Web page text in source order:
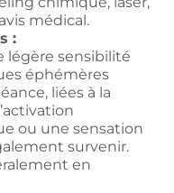
médical.
:
légère sensibilité
éphémères
liées à la
ou une sensation
survenir.
en